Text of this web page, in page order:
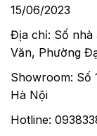
15/06/2023
Địa chỉ: Số nhà
Văn, Phường
Showroom: Số
Hà Nội
Hotline: